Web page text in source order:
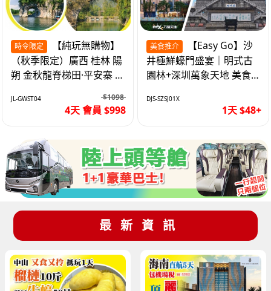
時令限定
（秋季限定）廣西 桂林 陽
朔 金秋龍脊梯田·平安寨 城
4天
JL-GWST04 $1098
4天 會員 $998
美食推介
井極鮮蠔門盛宴｜明式古
園林+深圳萬象天地 美食
DJS-SZSJ01X
1天 $48+
最新資訊